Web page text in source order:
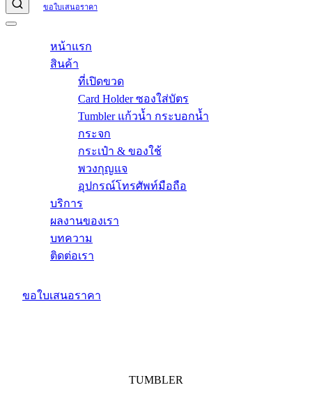
ขอใบเสนอราคา
หน้าแรก
สินค้า
ที่เปิดขวด
Card Holder ซองใส่บัตร
Tumbler แก้วน้ำ กระบอกน้ำ
กระจก
กระเป๋า & ของใช้
พวงกุญแจ
อุปกรณ์โทรศัพท์มือถือ
บริการ
ผลงานของเรา
บทความ
ติดต่อเรา
ขอใบเสนอราคา
TUMBLER